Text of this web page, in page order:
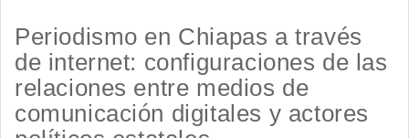
Periodismo en Chiapas a través
de internet: configuraciones de las
relaciones entre medios de
comunicación digitales y actores